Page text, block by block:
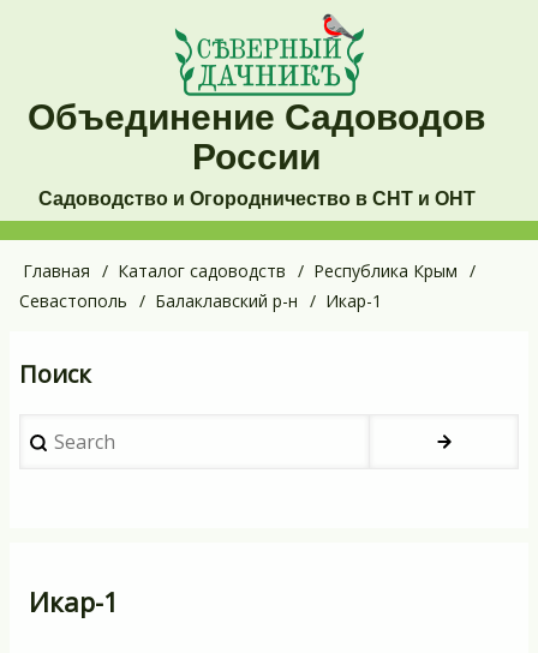
содержанию
Объединение Садоводов
России
Садоводство и Огородничество в СНТ и ОНТ
Основная
навигация
Строка
Главная Каталог садоводств
Республика Крым
Севастополь
Балаклавский р-н Икар-1
Поиск
Search
Икар-1